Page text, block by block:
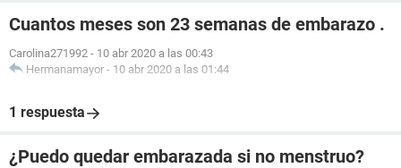
Cuantos meses son 23 semanas de embarazo .
Carolina271992 - 10 abr 2020 a las 00:43
Hermanamayor - 10 abr 2020 a las 01:44
1 respuesta
¿Puedo quedar embarazada si no menstruo?